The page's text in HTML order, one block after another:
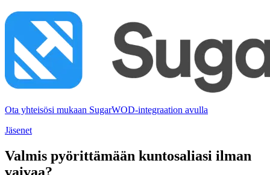
Ota yhteisösi mukaan SugarWOD-integraation avulla
Jäsenet
Valmis pyörittämään kuntosaliasi ilman
vaivaa?